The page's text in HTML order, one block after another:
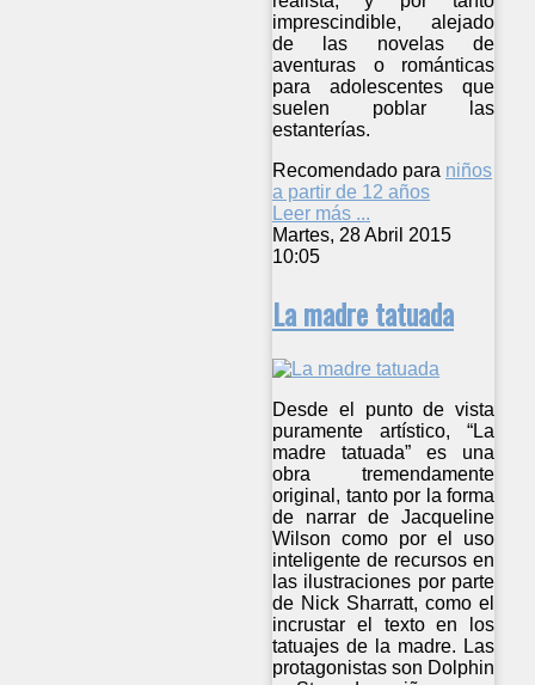
imprescindible, alejado
de las novelas de
aventuras o románticas
para adolescentes que
suelen poblar las
estanterías.
Recomendado para niños
a partir de 12 años
Leer más ...
Martes, 28 Abril 2015
10:05
La madre tatuada
Desde el punto de vista
puramente artístico, “La
madre tatuada” es una
obra tremendamente
original, tanto por la forma
de narrar de Jacqueline
Wilson como por el uso
inteligente de recursos en
las ilustraciones por parte
de Nick Sharratt, como el
incrustar el texto en los
tatuajes de la madre. Las
protagonistas son Dolphin